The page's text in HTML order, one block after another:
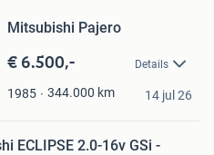
Mitsubishi Pajero
€ 6.500,- Details
1985 344.000 km 14 jul 26
ECLIPSE 2.0-16v GSi -